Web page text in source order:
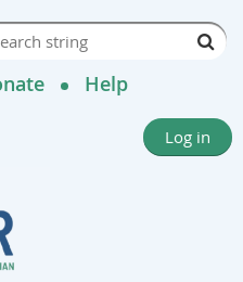
Help
Log in